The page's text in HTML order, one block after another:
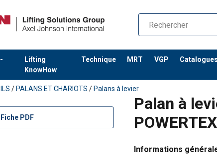
Lifting
KnowHow
Technique MRT VGP Catalogues
/ PALANS ET CHARIOTS / Palans à levier
Palan à
POWERTEX
Fiche PDF
Informations